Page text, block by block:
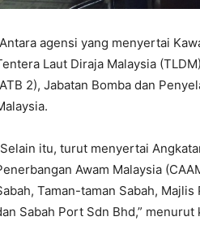
agensi yang menyertai
Laut Diraja Malaysia
2), Jabatan Bomba dan
itu, turut menyertai
Awam Malaysia
Taman-taman Sabah,
Sabah Port Sdn Bhd,”